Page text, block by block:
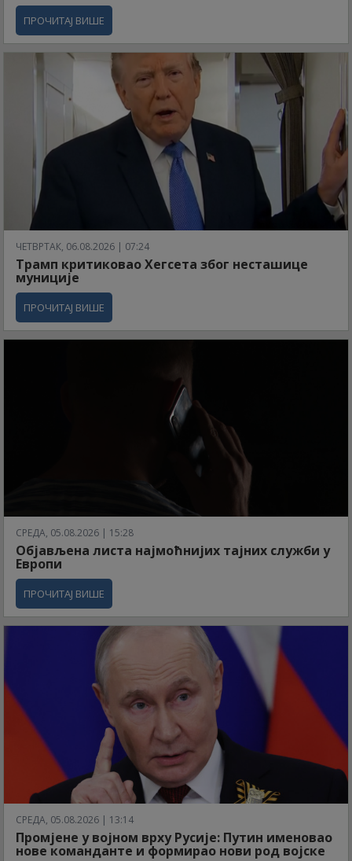
ПРОЧИТАЈ ВИШЕ
ЧЕТВРТАК, 06.08.2026 | 07:24
Трамп критиковао Хегсета због несташице
муниције
ПРОЧИТАЈ ВИШЕ
СРЕДА, 05.08.2026 | 15:28
Објављена листа најмоћнијих тајних служби у
Европи
ПРОЧИТАЈ ВИШЕ
СРЕДА, 05.08.2026 | 13:14
Промјене у војном врху Русије: Путин именовао
нове команданте и формирао нови род војске